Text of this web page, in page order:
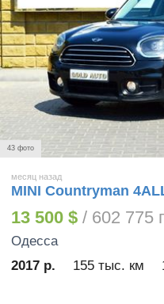
43 фото
месяц назад
MINI Countryman
13 500 $ / 602 775
Одесса
2017 р.
155 тыс. км